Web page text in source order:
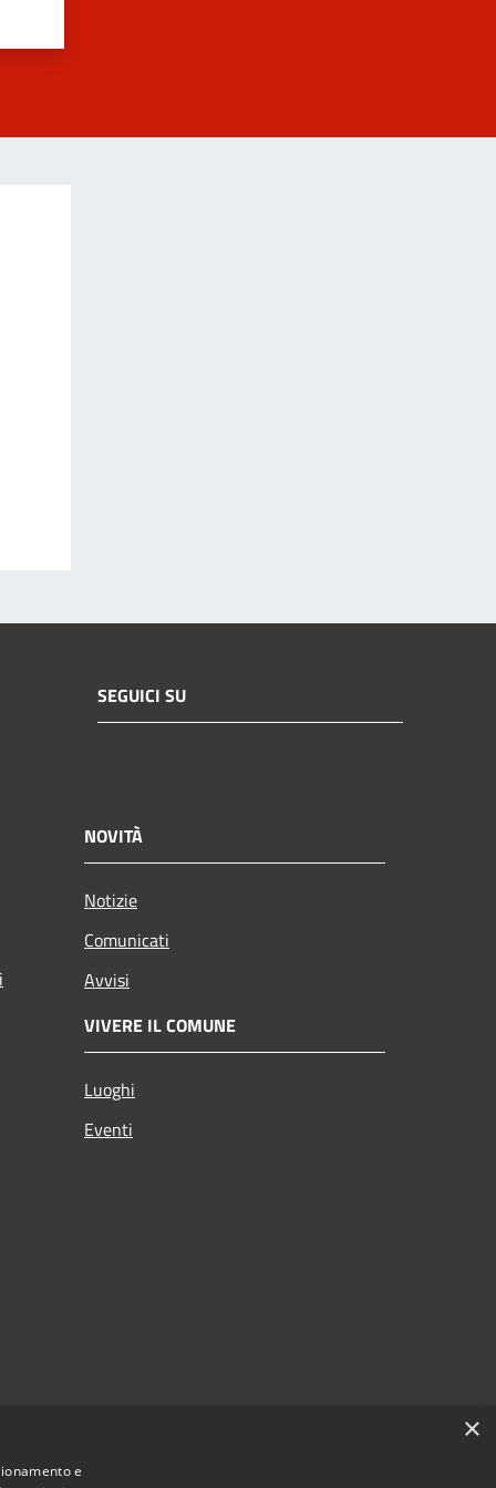
SEGUICI SU
NOVITÀ
Notizie
Comunicati
Avvisi
VIVERE IL COMUNE
Luoghi
Eventi
×
e